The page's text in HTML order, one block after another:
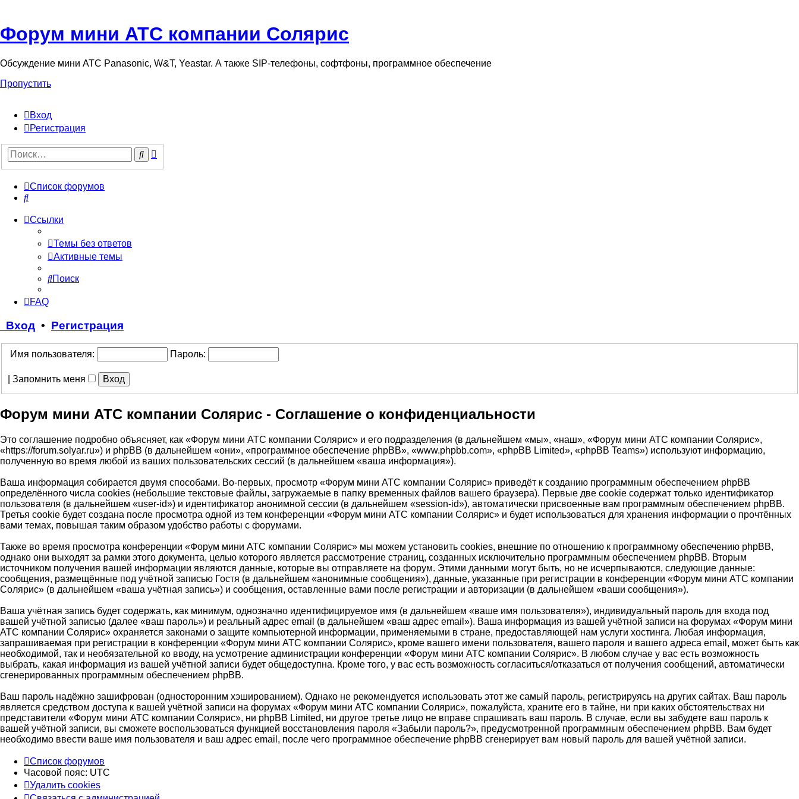
Форум мини АТС компании Солярис
Обсуждение мини АТС Panasonic, W&T, Yeastar. А также SIP-телефоны, софтфоны, программное обеспечение
Пропустить
Вход
Регистрация
Поиск
Список форумов
Поиск
Ссылки
Темы без ответов
Активные темы
Поиск
FAQ
Вход • Регистрация
Имя пользователя: Пароль:
Запомнить меня
Форум мини АТС компании Солярис - Соглашение о конфиденциальности
Это соглашение подробно объясняет, как «Форум мини АТС компании Солярис» и его подразделения (в дальнейшем «мы», «наш», «Форум мини АТС компании Солярис»,
«https://forum.solyar.ru») и phpBB (в дальнейшем «они», «программное обеспечение phpBB», «www.phpbb.com», «phpBB Limited», «phpBB Teams») используют информацию,
полученную во время любой из ваших пользовательских сессий (в дальнейшем «ваша информация»).
Ваша информация собирается двумя способами. Во-первых, просмотр «Форум мини АТС компании Солярис» приведёт к созданию программным обеспечением phpBB
определённого числа cookies (небольшие текстовые файлы, загружаемые в папку временных файлов вашего браузера). Первые две cookie содержат только идентификатор
пользователя (в дальнейшем «user-id») и идентификатор анонимной сессии (в дальнейшем «session-id»), автоматически присвоенные вам программным обеспечением phpBB.
Третья cookie будет создана после просмотра одной из тем конференции «Форум мини АТС компании Солярис» и будет использоваться для хранения информации о прочтённых
вами темах, повышая таким образом удобство работы с форумами.
Также во время просмотра конференции «Форум мини АТС компании Солярис» мы можем установить cookies, внешние по отношению к программному обеспечению phpBB,
однако они выходят за рамки этого документа, целью которого является рассмотрение страниц, созданных исключительно программным обеспечением phpBB. Вторым
источником получения вашей информации являются данные, которые вы отправляете на форум. Этими данными могут быть, но не исчерпываются, следующие данные:
сообщения, размещённые под учётной записью Гостя (в дальнейшем «анонимные сообщения»), данные, указанные при регистрации в конференции «Форум мини АТС компании
Солярис» (в дальнейшем «ваша учётная запись») и сообщения, оставленные вами после регистрации и авторизации (в дальнейшем «ваши сообщения»).
Ваша учётная запись будет содержать, как минимум, однозначно идентифицируемое имя (в дальнейшем «ваше имя пользователя»), индивидуальный пароль для входа под
вашей учётной записью (далее «ваш пароль») и реальный адрес email (в дальнейшем «ваш адрес email»). Ваша информация из вашей учётной записи на форумах «Форум мини
АТС компании Солярис» охраняется законами о защите компьютерной информации, применяемыми в стране, предоставляющей нам услуги хостинга. Любая информация,
запрашиваемая при регистрации в конференции «Форум мини АТС компании Солярис», кроме вашего имени пользователя, вашего пароля и вашего адреса email, может быть как
необходимой, так и необязательной ко вводу, на усмотрение администрации конференции «Форум мини АТС компании Солярис». В любом случае у вас есть возможность
выбрать, какая информация из вашей учётной записи будет общедоступна. Кроме того, у вас есть возможность согласиться/отказаться от получения сообщений, автоматически
сгенерированных программным обеспечением phpBB.
Ваш пароль надёжно зашифрован (односторонним хэшированием). Однако не рекомендуется использовать этот же самый пароль, регистрируясь на других сайтах. Ваш пароль
является средством доступа к вашей учётной записи на форумах «Форум мини АТС компании Солярис», пожалуйста, храните его в тайне, ни при каких обстоятельствах ни
представители «Форум мини АТС компании Солярис», ни phpBB Limited, ни другое третье лицо не вправе спрашивать ваш пароль. В случае, если вы забудете ваш пароль к
вашей учётной записи, вы сможете воспользоваться функцией восстановления пароля «Забыли пароль?», предусмотренной программным обеспечением phpBB. Вам будет
необходимо ввести ваше имя пользователя и ваш адрес email, после чего программное обеспечение phpBB сгенерирует вам новый пароль для вашей учётной записи.
Список форумов
Часовой пояс: UTC
Удалить cookies